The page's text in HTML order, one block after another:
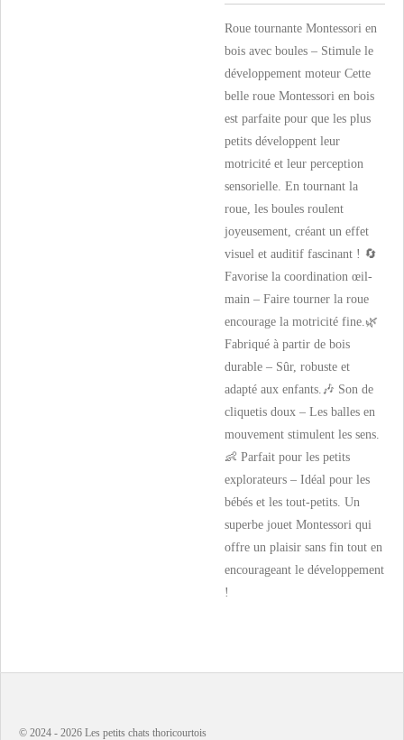
Roue tournante Montessori en
bois avec boules – Stimule le
développement moteur Cette
belle roue Montessori en bois
est parfaite pour que les plus
petits développent leur
motricité et leur perception
sensorielle. En tournant la
roue, les boules roulent
joyeusement, créant un effet
visuel et auditif fascinant ! 🔄
Favorise la coordination œil-
main – Faire tourner la roue
encourage la motricité fine.🌿
Fabriqué à partir de bois
durable – Sûr, robuste et
adapté aux enfants.🎶 Son de
cliquetis doux – Les balles en
mouvement stimulent les sens.
👶 Parfait pour les petits
explorateurs – Idéal pour les
bébés et les tout-petits. Un
superbe jouet Montessori qui
offre un plaisir sans fin tout en
encourageant le développement
!
© 2024 - 2026 Les petits chats thoricourtois